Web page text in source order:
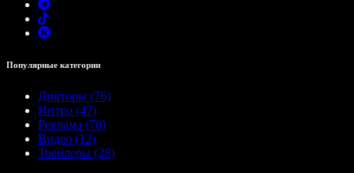
Популярные категории
Дикторы (76)
Интро (47)
Реклама (70)
Видео (12)
Трейлеры (28)